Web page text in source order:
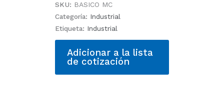
cantidad
SKU: BASICO MC
Categoría: Industrial
Etiqueta: Industrial
Adicionar a la lista
de cotización